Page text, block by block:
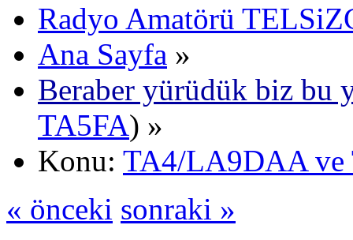
Radyo Amatörü
Ana Sayfa »
Beraber yürüdük biz
TA5FA) »
Konu: TA4/LA9DAA ve
« önceki sonraki »